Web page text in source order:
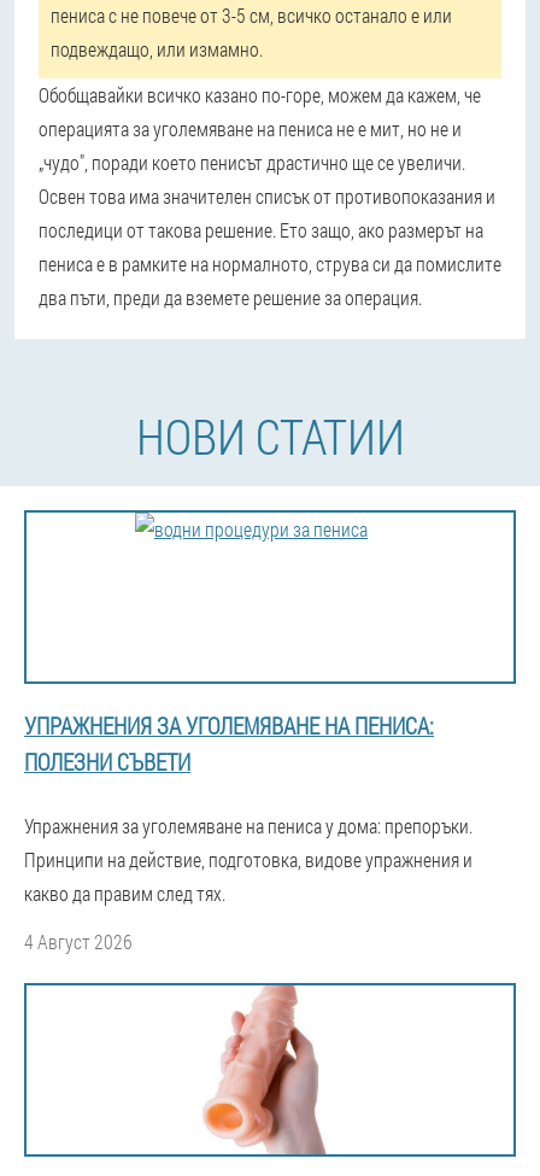
пениса с не повече от 3-5 см, всичко останало е или
подвеждащо, или измамно.
Обобщавайки всичко казано по-горе, можем да кажем, че
операцията за уголемяване на пениса не е мит, но не и
„чудо", поради което пенисът драстично ще се увеличи.
Освен това има значителен списък от противопоказания и
последици от такова решение. Ето защо, ако размерът на
пениса е в рамките на нормалното, струва си да помислите
два пъти, преди да вземете решение за операция.
НОВИ СТАТИИ
УПРАЖНЕНИЯ ЗА УГОЛЕМЯВАНЕ НА ПЕНИСА:
ПОЛЕЗНИ СЪВЕТИ
Упражнения за уголемяване на пениса у дома: препоръки.
Принципи на действие, подготовка, видове упражнения и
какво да правим след тях.
4 Август 2026